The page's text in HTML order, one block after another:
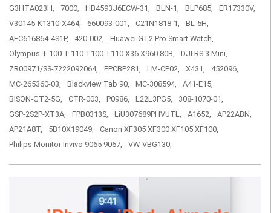
G3HTA023H,
7000, HB4593J6ECW-31, BLN-1, BLP685,
ER17330V,
V30145-K1310-X464,
660093-001, C21N1818-1,
BL-5H,
AEC616864-4S1P,
420-002,
Huawei GT2 Pro Smart Watch,
Olympus T 100 T 110 T100 T110 X36 X960 80B,
DJI RS 3 Mini,
ZR00971/SS-7222092064,
FPCBP281, LM-CP02, X431,
452096,
MC-265360-03,
Blackview Tab 90, MC-308594,
A41-E15,
BISON-GT2-5G,
CTR-003, P0986, L22L3PG5,
308-1070-01,
GSP-2S2P-XT3A,
FPB0313S, LiU307689PHVUTL, A1652,
AP22ABN,
AP21A8T,
5B10X19049,
Canon XF305 XF300 XF105 XF100,
Philips Monitor Invivo 9065 9067,
VW-VBG130,